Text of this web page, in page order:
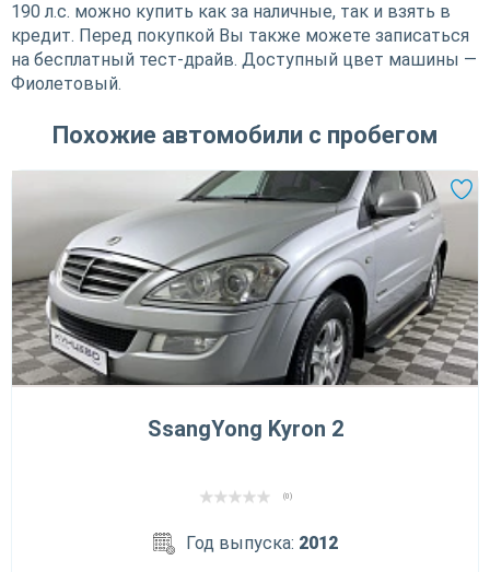
190 л.с. можно купить как за наличные, так и взять в
кредит. Перед покупкой Вы также можете записаться
на бесплатный тест-драйв. Доступный цвет машины —
Фиолетовый.
Похожие автомобили с пробегом
SsangYong Kyron 2
(0)
Год выпуска: 2012